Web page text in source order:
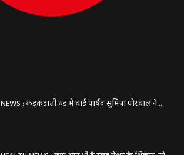
NEWS : कड़कड़ाती ठंड में वार्ड पार्षद सुमित्रा पोरवाल ने...